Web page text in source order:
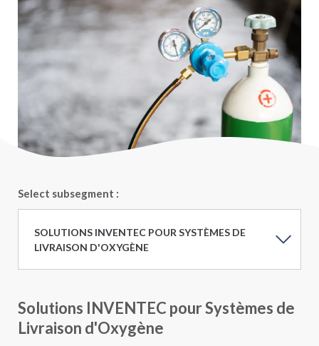
Select subsegment :
SOLUTIONS INVENTEC POUR SYSTÈMES DE
LIVRAISON D'OXYGÈNE
Solutions INVENTEC pour Systèmes de
Livraison d'Oxygène